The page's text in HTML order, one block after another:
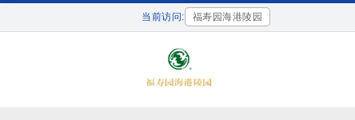
当前访问: 福寿园海港陵园